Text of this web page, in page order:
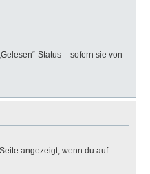
Status – sofern sie von
angezeigt, wenn du auf